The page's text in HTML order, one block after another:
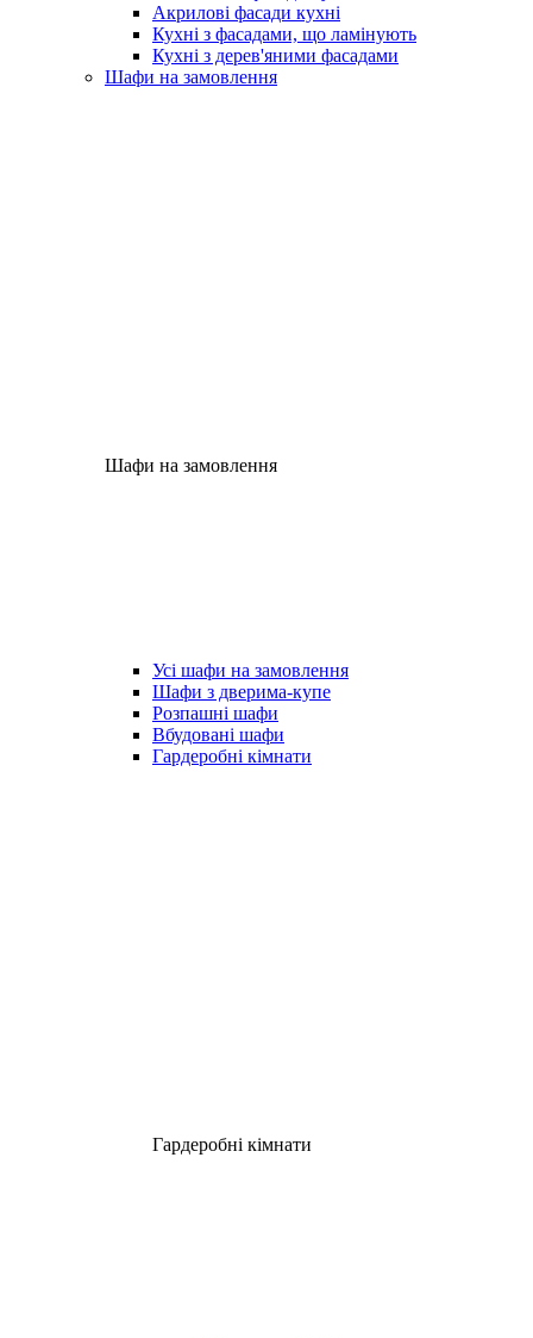
Акрилові фасади кухні
Кухні з фасадами, що ламінують
Кухні з дерев'яними фасадами
Шафи на замовлення
Шафи на замовлення
Усі шафи на замовлення
Шафи з дверима-купе
Розпашні шафи
Вбудовані шафи
Гардеробні кімнати
Гардеробні кімнати